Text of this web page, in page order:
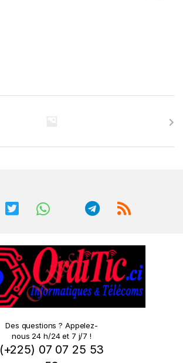
Des questions ? Appelez-
nous 24 h/24 et 7 j/7 !
(+225) 07 07 25 53